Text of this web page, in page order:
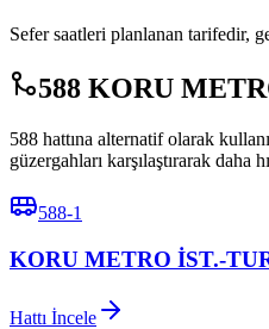
Sefer saatleri planlanan tarifedir,
588 KORU
588 hattına alternatif olarak
güzergahları karşılaştırarak daha
588-1
KORU METRO İST.-
Hattı İncele